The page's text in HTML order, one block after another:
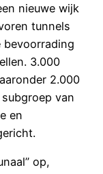
nieuwe wijk
tunnels
bevoorrading
3.000
2.000
van
en
op,